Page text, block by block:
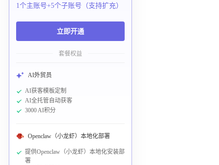
1个主账号+5个子账号（支持扩充）
立即开通
套餐权益
AI外贸员
AI获客模板定制
AI全托管自动获客
3000 AI积分
Openclaw（小龙虾）本地化部署
提供Openclaw（小龙虾）本地化安装部
署